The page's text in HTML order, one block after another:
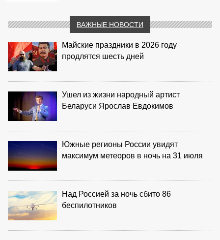
ВАЖНЫЕ НОВОСТИ
Майские праздники в 2026 году
продлятся шесть дней
Ушел из жизни народный артист
Беларуси Ярослав Евдокимов
Южные регионы России увидят
максимум метеоров в ночь на 31 июля
Над Россией за ночь сбито 86
беспилотников